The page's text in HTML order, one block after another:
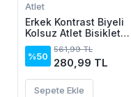
Atlet
Erkek Kontrast Biyeli
Kolsuz Atlet Bisiklet
Yaka Yazlık Basic Atlet
- Saks Mavisi
%50
561,99 TL
280,99 TL
Sepete Ekle